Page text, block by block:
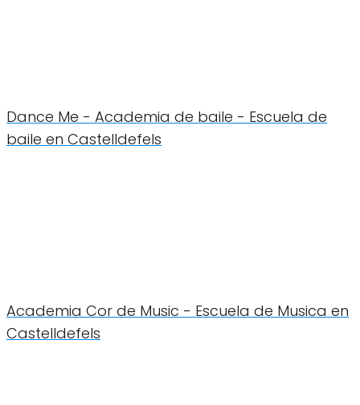
Dance Me - Academia de baile - Escuela de
baile en Castelldefels
Academia Cor de Music - Escuela de Musica en
Castelldefels